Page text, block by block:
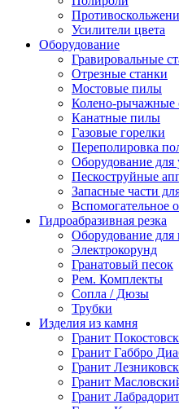
Усилители цвета
Оборудование
Гравировальные
Отрезные станки
Мостовые пилы
Колено-рычажные
Канатные пилы
Газовые горелки
Переполировка
Оборудование для
Пескоструйные
Запасные части
Вспомогательное
Гидроабразивная резка
Оборудование для
Электрокорунд
Гранатовый песок
Рем. Комплекты
Сопла / Дюзы
Трубки
Изделия из камня
Гранит
Гранит Габбро
Гранит
Гранит
Гранит Лабрадорит